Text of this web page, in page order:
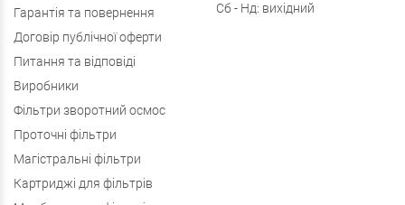
Гарантія та повернення
Договір публічної оферти
Питання та відповіді
Виробники
Фільтри зворотний осмос
Проточні фільтри
Магістральні фільтри
Картриджі для фільтрів
Сб - Нд: вихідний